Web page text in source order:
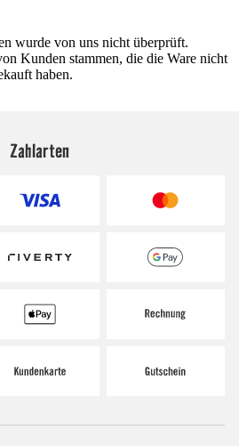
wurde von uns nicht überprüft.
Kunden stammen, die die Ware nicht
haben.
Zahlarten